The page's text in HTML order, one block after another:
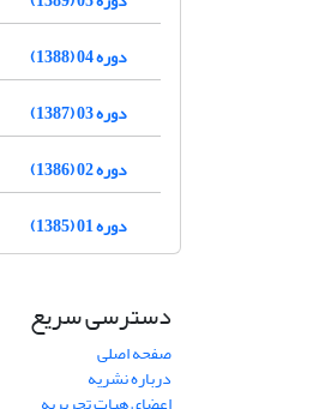
دوره 04 (1388)
دوره 03 (1387)
دوره 02 (1386)
دوره 01 (1385)
دسترسی سریع
صفحه اصلی
درباره نشریه